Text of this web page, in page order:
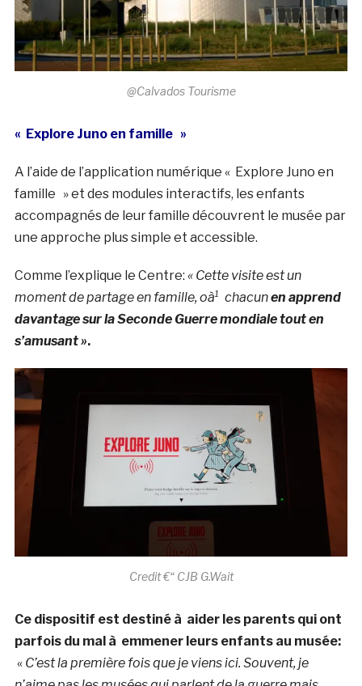
@Calvados Tourisme
« Explore Juno en famille »
A l’aide de l’application numérique « Explore Juno en
famille » et des modules interactifs, les enfants
accompagnés de leur famille découvrent le musée par
une approche plus simple et accessible.
Comme l’explique le Centre: « Cette visite est un
moment de partage en famille, oà¹ chacunen apprend
davantage sur la Seconde Guerre mondiale tout en
s’amusant ».
Credit €“ CJB G.Wait
Ce dispositif est destiné à aider les parents qui ont
parfois du mal à emmener leurs enfants au musée:
« C’est la première fois que je viens ici. Souvent, je